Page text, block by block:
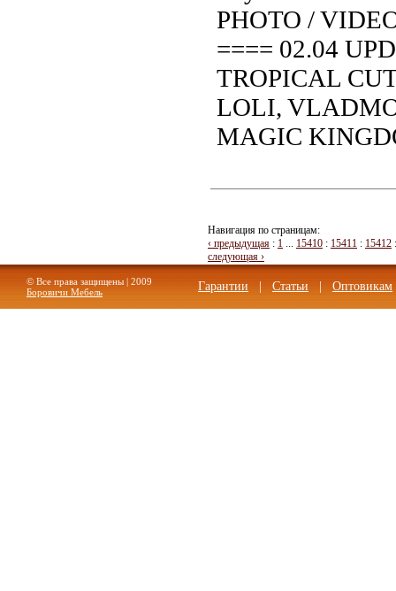
PHOTO /
==== 02.04
TROPICAL
LOLI,
MAGIC
Навигация по страницам:
‹ предыдущая : 1 ... 15410 : 15411 : 15412
следующая ›
© Все права защищены | 2009
Боровичи Мебель
Гарантии Статьи Оптовикам